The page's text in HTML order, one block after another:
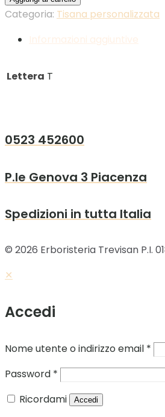
10g
Categoria: Tisana personalizzata
Informazioni aggiuntive
Lettera T
0523 452600
P.le Genova 3 Piacenza
Spedizioni in tutta Italia
© 2026 Erboristeria Trevisan P.I.
✕
Accedi
Nome utente o indirizzo email *
Password *
Ricordami
Accedi